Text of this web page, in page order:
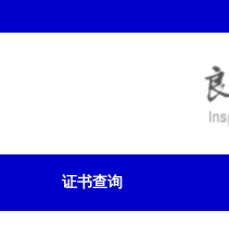
证书查询